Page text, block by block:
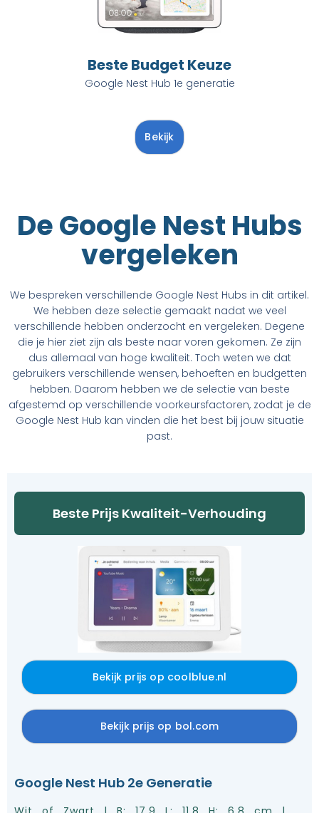
Beste Budget Keuze
Google Nest Hub 1e generatie
Bekijk
De Google Nest Hubs
vergeleken
We bespreken verschillende Google Nest Hubs in dit artikel.
We hebben deze selectie gemaakt nadat we veel
verschillende hebben onderzocht en vergeleken. Degene
die je hier ziet zijn als beste naar voren gekomen. Ze zijn
dus allemaal van hoge kwaliteit. Toch weten we dat
gebruikers verschillende wensen, behoeften en budgetten
hebben. Daarom hebben we de selectie van beste
afgestemd op verschillende voorkeursfactoren, zodat je de
Google Nest Hub kan vinden die het best bij jouw situatie
past.
Beste Prijs Kwaliteit-Verhouding
Bekijk prijs op coolblue.nl
Bekijk prijs op bol.com
Google Nest Hub 2e Generatie